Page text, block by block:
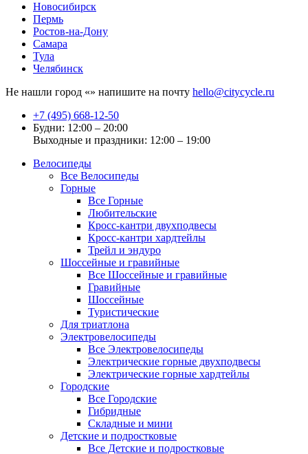
Новосибирск
Пермь
Ростов-на-Дону
Самара
Тула
Челябинск
Не нашли город «» напишите на почту hello@citycycle.ru
+7 (495) 668-12-50
Будни: 12:00 – 20:00
Выходные и праздники: 12:00 – 19:00
Велосипеды
Все Велосипеды
Горные
Все Горные
Любительские
Кросс-кантри двухподвесы
Кросс-кантри хардтейлы
Трейл и эндуро
Шоссейные и гравийные
Все Шоссейные и гравийные
Гравийные
Шоссейные
Туристические
Для триатлона
Электровелосипеды
Все Электровелосипеды
Электрические горные двухподвесы
Электрические горные хардтейлы
Городские
Все Городские
Гибридные
Складные и мини
Детские и подростковые
Все Детские и подростковые